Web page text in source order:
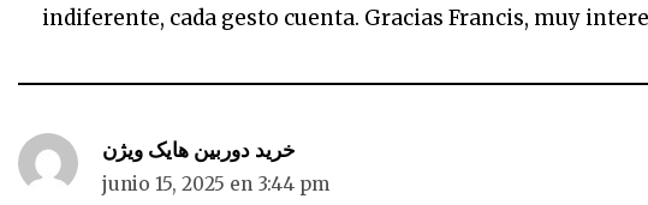
indiferente, cada gesto cuenta. Gracias Francis, muy
خرید دوربین هایک ویژن
junio 15, 2025 en 3:44 pm